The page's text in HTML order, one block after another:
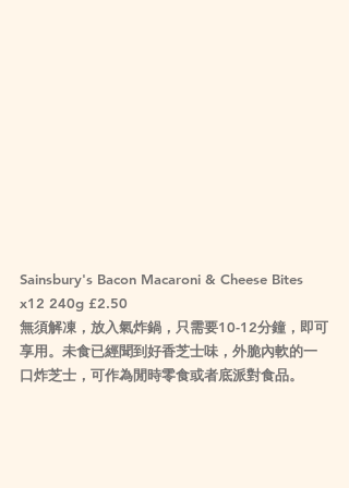
Sainsbury's Bacon Macaroni & Cheese Bites
x12 240g £2.50
無須解凍，放入氣炸鍋，只需要10-12分鐘，即可
享用。未食已經聞到好香芝士味，外脆內軟的一
口炸芝士，可作為閒時零食或者底派對食品。